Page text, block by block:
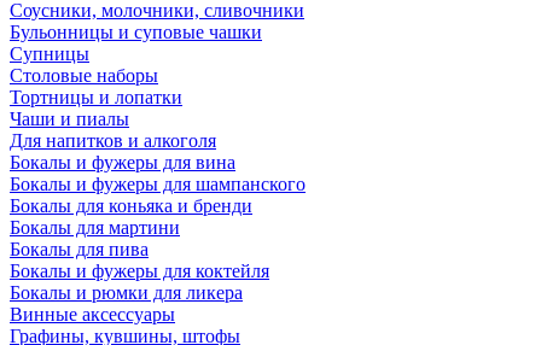
Соусники, молочники, сливочники
Бульонницы и суповые чашки
Супницы
Столовые наборы
Тортницы и лопатки
Чаши и пиалы
Для напитков и алкоголя
Бокалы и фужеры для вина
Бокалы и фужеры для шампанского
Бокалы для коньяка и бренди
Бокалы для мартини
Бокалы для пива
Бокалы и фужеры для коктейля
Бокалы и рюмки для ликера
Винные аксессуары
Графины, кувшины, штофы